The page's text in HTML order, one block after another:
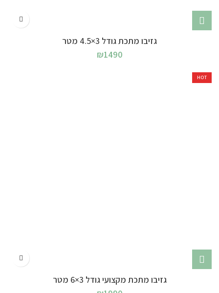
גזיבו מתכת גודל 3×4.5 מטר
₪1490
HOT
גזיבו מתכת מקצועי גודל 3×6 מטר